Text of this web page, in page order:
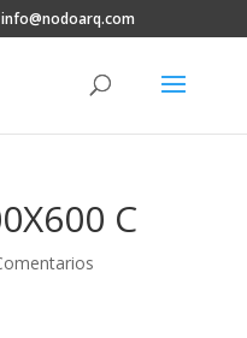
info@nodoarq.com
C